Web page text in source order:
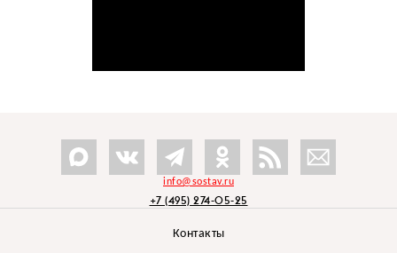
info@sostav.ru
+7 (495) 274-05-25
Контакты